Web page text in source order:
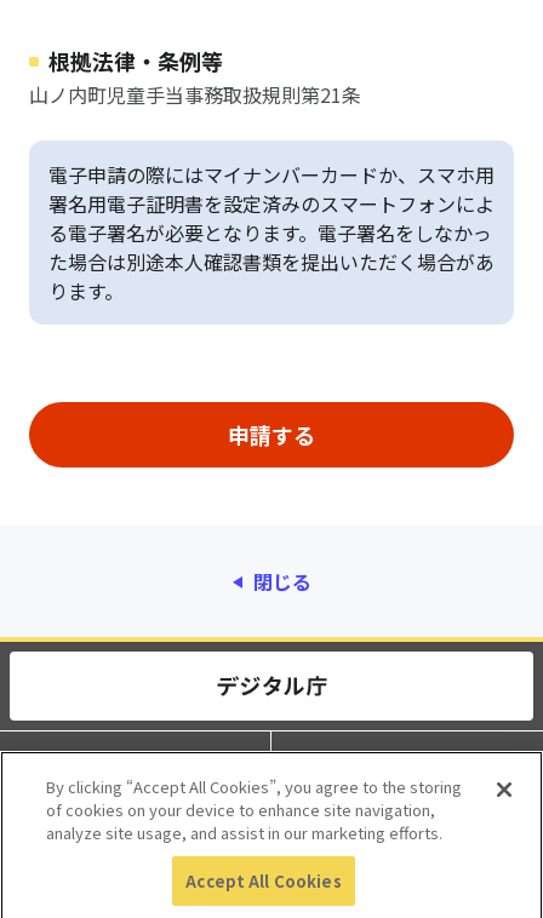
根拠法律・条例等
山ノ内町児童手当事務取扱規則第21条
電子申請の際にはマイナンバーカードか、スマホ用
署名用電子証明書を設定済みのスマートフォンによ
る電子署名が必要となります。電子署名をしなかっ
た場合は別途本人確認書類を提出いただく場合があ
ります。
閉じる
動作環境 個人情報保護
利用規約 アクセシビリティ
© 2017 Digital Agency, Government of Japan.
By clicking “Accept All Cookies”, you agree to the storing
of cookies on your device to enhance site navigation,
analyze site usage, and assist in our marketing efforts.
Accept All Cookies